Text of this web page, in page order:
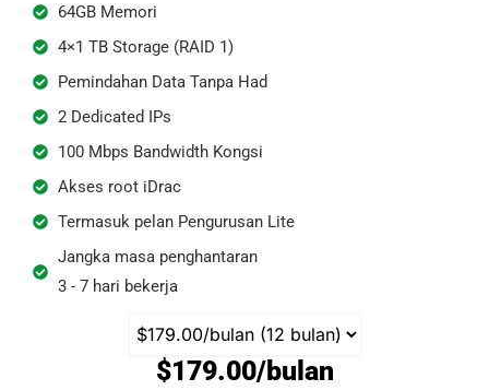
64GB Memori
4×1 TB Storage (RAID 1)
Pemindahan Data Tanpa Had
2 Dedicated IPs
100 Mbps Bandwidth Kongsi
Akses root iDrac
Termasuk pelan Pengurusan Lite
Jangka masa penghantaran
3 - 7 hari bekerja
$179.00/bulan